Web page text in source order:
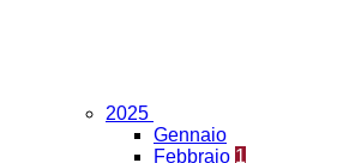
2025
Gennaio
Febbraio 1